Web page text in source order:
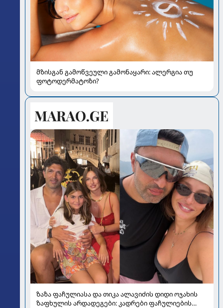
მზისგან გამოწვეული გამონაყარი: ალერგია თუ
ფოტოდერმატოზი?
ზაზა ფაჩულიასა და თიკა ალავიძის დიდი ოჯახის
ზაფხულის არდადეგები: კადრები ფაჩულიების